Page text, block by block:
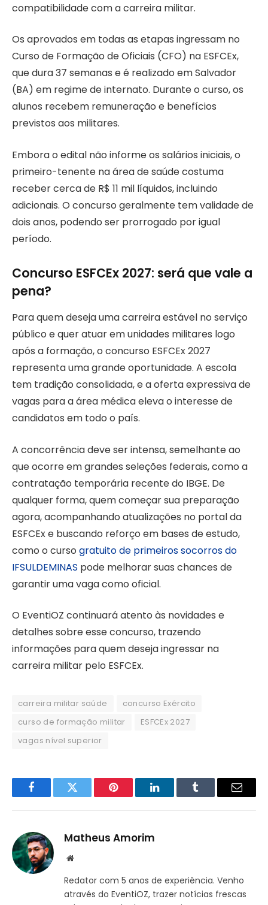
compatibilidade com a carreira militar.
Os aprovados em todas as etapas ingressam no
Curso de Formação de Oficiais (CFO) na ESFCEx,
que dura 37 semanas e é realizado em Salvador
(BA) em regime de internato. Durante o curso, os
alunos recebem remuneração e benefícios
previstos aos militares.
Embora o edital não informe os salários iniciais, o
primeiro-tenente na área de saúde costuma
receber cerca de R$ 11 mil líquidos, incluindo
adicionais. O concurso geralmente tem validade de
dois anos, podendo ser prorrogado por igual
período.
Concurso ESFCEx 2027: será que vale a
pena?
Para quem deseja uma carreira estável no serviço
público e quer atuar em unidades militares logo
após a formação, o concurso ESFCEx 2027
representa uma grande oportunidade. A escola
tem tradição consolidada, e a oferta expressiva de
vagas para a área médica eleva o interesse de
candidatos em todo o país.
A concorrência deve ser intensa, semelhante ao
que ocorre em grandes seleções federais, como a
contratação temporária recente do IBGE. De
qualquer forma, quem começar sua preparação
agora, acompanhando atualizações no portal da
ESFCEx e buscando reforço em bases de estudo,
como o curso gratuito de primeiros socorros do
IFSULDEMINAS pode melhorar suas chances de
garantir uma vaga como oficial.
O EventiOZ continuará atento às novidades e
detalhes sobre esse concurso, trazendo
informações para quem deseja ingressar na
carreira militar pelo ESFCEx.
carreira militar saúde
concurso Exército
curso de formação militar
ESFCEx 2027
vagas nível superior
FacebookTwitter Pinterest LinkedInTumblr Email
Matheus Amorim
Website
Redator com 5 anos de experiência. Venho
através do EventiOZ, trazer notícias frescas